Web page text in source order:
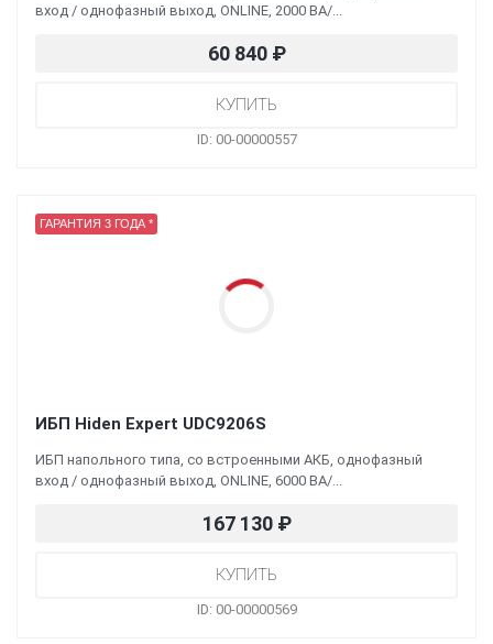
вход / однофазный выход, ONLINE, 2000 ВА/...
60 840 ₽
ID: 00-00000557
ИБП Hiden Expert UDC9206S
ИБП напольного типа, со встроенными АКБ, однофазный
вход / однофазный выход, ONLINE, 6000 ВА/...
167 130 ₽
ГАРАНТИЯ 3 ГОДА *
ID: 00-00000569